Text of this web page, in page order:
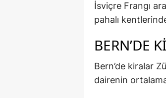
İsviçre Frangı
pahalı
BERN’DE
Bern’de kiralar
dairenin